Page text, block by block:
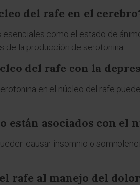
del rafe en el
esenciales como el estado de
de la producción de serotonina.
del rafe con la
en el núcleo del rafe
están asociados con el
causar insomnio o
rafe al manejo del